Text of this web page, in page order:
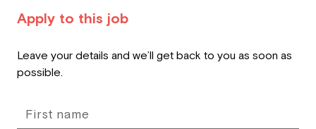
Apply to this job
field
Leave your details and we’ll get back to you as soon as
possible.